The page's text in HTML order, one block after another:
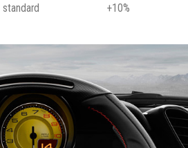
standard +10%